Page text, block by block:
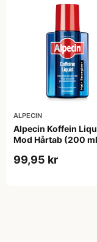
ALPECIN
Alpecin Koffein
Mod Hårtab (200
99,95 kr